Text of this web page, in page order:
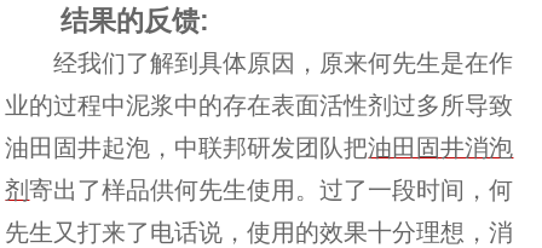
结果的反馈:
经我们了解到具体原因，原来何先生是在作
业的过程中泥浆中的存在表面活性剂过多所导致
油田固井起泡，中联邦研发团队把油田固井消泡
剂寄出了样品供何先生使用。过了一段时间，何
先生又打来了电话说，使用的效果十分理想，消